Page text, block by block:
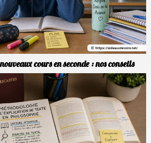
cours en seconde : nos conseils